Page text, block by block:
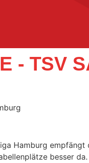
- TSV
Hamburg
besser